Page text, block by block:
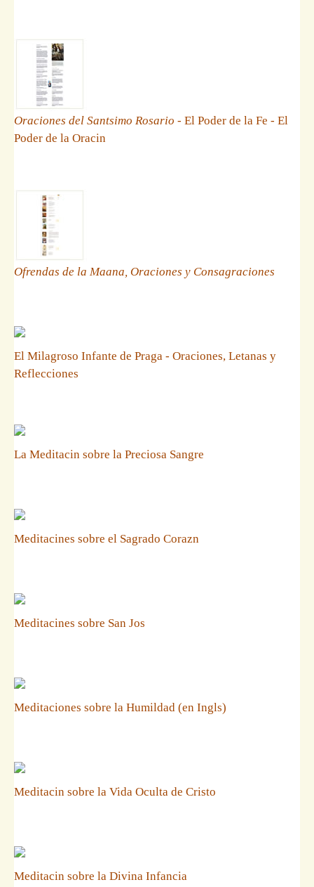
Oraciones del Santsimo Rosario - El Poder de la Fe - El
Poder de la Oracin
Ofrendas de la Maana, Oraciones y Consagraciones
El Milagroso Infante de Praga - Oraciones, Letanas y
Reflecciones
La Meditacin sobre la Preciosa Sangre
Meditacines sobre el Sagrado Corazn
Meditacines sobre San Jos
Meditaciones sobre la Humildad (en Ingls)
Meditacin sobre la Vida Oculta de Cristo
Meditacin sobre la Divina Infancia